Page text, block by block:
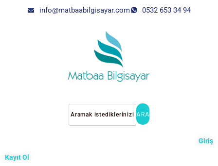
info@matbaabilgisayar.com 0532 653 34 94
ARA
Giriş
Kayıt Ol